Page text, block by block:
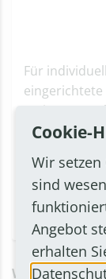
Für
Freitag von
des
Was Sie zur
Cookie-
Wir
sind
Angebot
erhalten